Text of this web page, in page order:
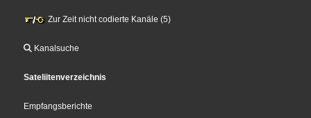
Zur Zeit nicht codierte Kanäle (5)
Kanalsuche
Sateliitenverzeichnis
Empfangsberichte